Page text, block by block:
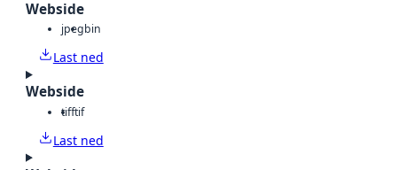
Webside
jpegbin
Last ned
Webside
tifftif
Last ned